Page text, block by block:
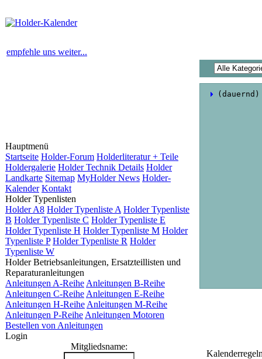
empfehle uns weiter...
Hauptmenü
Startseite Holder-Forum Holderliteratur + Teile
Holdergalerie Holder Technik Details Holder
Landkarte Sitemap MyHolder News Holder-
Kalender Kontakt
Holder Typenlisten
Holder A8 Holder Typenliste A Holder Typenliste
B Holder Typenliste C Holder Typenliste E
Holder Typenliste H Holder Typenliste M Holder
Typenliste P Holder Typenliste R Holder
Typenliste W
Holder Betriebsanleitungen, Ersatzteillisten und
Reparaturanleitungen
Anleitungen A-Reihe Anleitungen B-Reihe
Anleitungen C-Reihe Anleitungen E-Reihe
Anleitungen H-Reihe Anleitungen M-Reihe
Anleitungen P-Reihe Anleitungen Motoren
Bestellen von Anleitungen
Login
Mitgliedsname:
(dauernd)